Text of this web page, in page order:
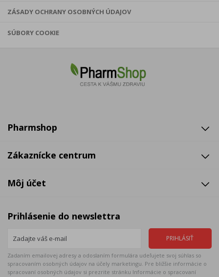
ZÁSADY OCHRANY OSOBNÝCH ÚDAJOV
SÚBORY COOKIE
Pharmshop
Zákaznícke centrum
Môj účet
Prihlásenie do newslettra
Zadaním emailovej adresy a odoslaním formulára udeľujete svoj súhlas so
spracovaním osobných údajov na účely marketingu. Pre bližšie informácie o
spracovaní osobných údajov si prezrite stránku Informácie o spracovaní